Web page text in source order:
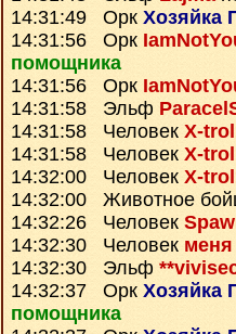
14:31:49 Орк Хозяйка
14:31:56 Орк
помощника
14:31:56 Орк
14:31:58 Эльф
14:31:58 Человек X-
14:31:58 Человек X-
14:32:00 Человек X-
14:32:00 Животное
14:32:26 Человек
14:32:30 Человек меня
14:32:30 Эльф
14:32:37 Орк Хозяйка
помощника